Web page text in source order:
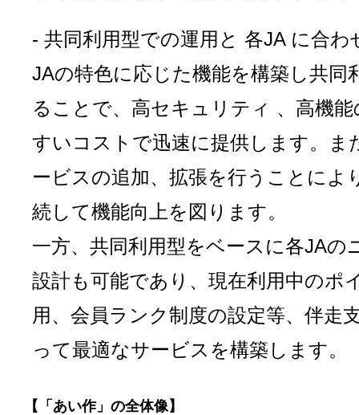
- 共同利用型での運用と 各JA に合わ
JAの特色に応じた機能を構築し共同
ることで、高セキュリティ 、高機
すいコストで迅速に提供します。ま
ービスの追加、拡張を行うことによ
続して機能向上を図ります。
一方、共同利用型をベースに各JAの
設計も可能であり、現在利用中のポ
用、会員ランク制度の設定等、伴走
って最適なサービスを構築します。
【「あい作」の全体像】